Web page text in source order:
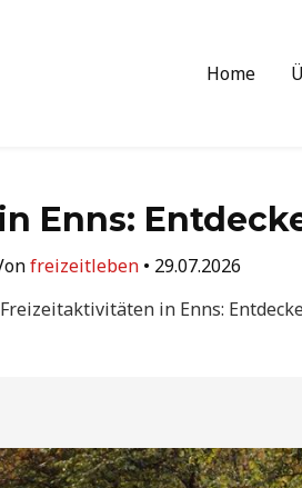
Home
Enns:
freizeitleben • 29.07.2026
in Enns: